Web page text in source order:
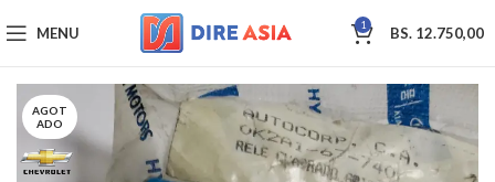
MENU 1 BS. 12.750,00
AGOT
ADO